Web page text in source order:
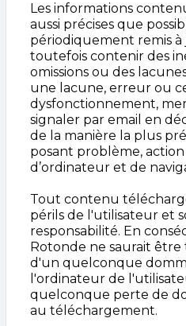
Les informations
aussi précises que
périodiquement remis à
toutefois contenir des
omissions ou des
une lacune, erreur ou
dysfonctionnement,
signaler par email en
de la manière la plus
posant problème,
d’ordinateur et de
Tout contenu
périls de l'utilisateur et
responsabilité. En
Rotonde ne saurait
d'un quelconque
l'ordinateur de
quelconque perte de
au téléchargement.